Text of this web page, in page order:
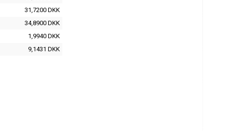
31,7200 DKK
34,8900 DKK
1,9940 DKK
9,1431 DKK